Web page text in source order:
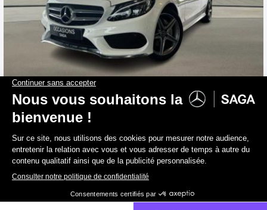
MERCEDES-BENZ C 160
Berline AMG Pack Night
19 890 € TTC